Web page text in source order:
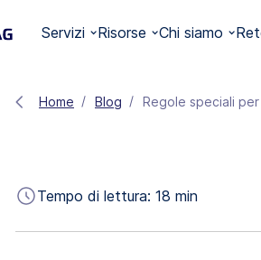
Servizi Risorse Chi siamo
Home Blog Regole speciali
Tempo di lettura: 18 min